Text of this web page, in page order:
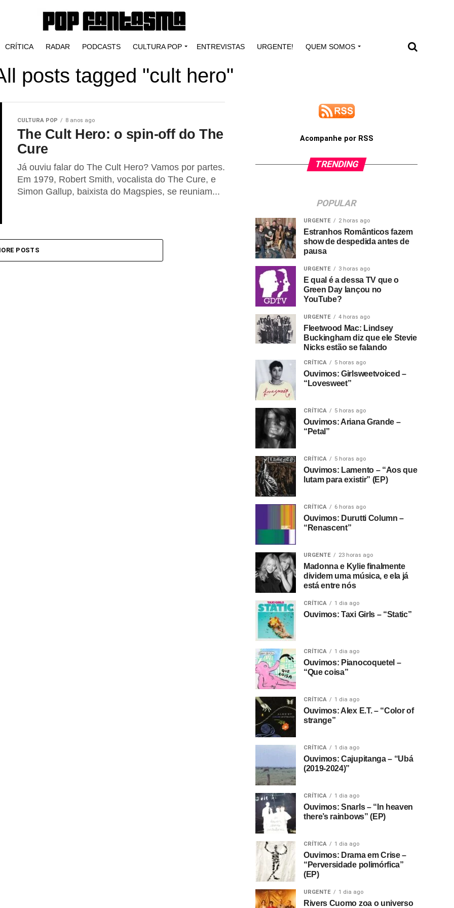
CRÍTICA RADAR PODCASTS CULTURA POP ENTREVISTAS URGENTE! QUEM SOMOS
posts tagged "cult hero"
CULTURA POP 8 anos ago
The Cult Hero: o spin-off do The
Cure
Já ouviu falar do The Cult Hero? Vamos por partes.
Em 1979, Robert Smith, vocalista do The Cure, e
Simon Gallup, baixista do Magspies, se reuniam...
POSTS
Acompanhe por RSS
TRENDING
POPULAR
URGENTE 2 horas ago
Estranhos Românticos fazem
show de despedida antes de
pausa
URGENTE 3 horas ago
E qual é a dessa TV que o
Green Day lançou no
YouTube?
URGENTE 4 horas ago
Fleetwood Mac: Lindsey
Buckingham diz que ele Stevie
Nicks estão se falando
CRÍTICA 5 horas ago
Ouvimos: Girlsweetvoiced –
“Lovesweet”
CRÍTICA 5 horas ago
Ouvimos: Ariana Grande –
“Petal”
CRÍTICA 5 horas ago
Ouvimos: Lamento – “Aos que
lutam para existir” (EP)
CRÍTICA 6 horas ago
Ouvimos: Durutti Column –
“Renascent”
URGENTE 23 horas ago
Madonna e Kylie finalmente
dividem uma música, e ela já
está entre nós
CRÍTICA 1 dia ago
Ouvimos: Taxi Girls – “Static”
CRÍTICA 1 dia ago
Ouvimos: Pianocoquetel –
“Que coisa”
CRÍTICA 1 dia ago
Ouvimos: Alex E.T. – “Color of
strange”
CRÍTICA 1 dia ago
Ouvimos: Cajupitanga – “Ubá
(2019-2024)”
CRÍTICA 1 dia ago
Ouvimos: Snarls – “In heaven
there’s rainbows” (EP)
CRÍTICA 1 dia ago
Ouvimos: Drama em Crise –
“Perversidade polimórfica”
(EP)
URGENTE 1 dia ago
Rivers Cuomo zoa o universo